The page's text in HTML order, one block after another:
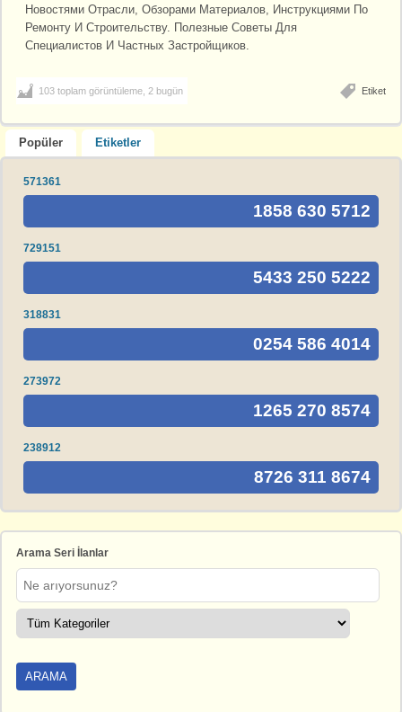
Новостями Отрасли, Обзорами Материалов, Инструкциями По
Ремонту И Строительству. Полезные Советы Для
Специалистов И Частных Застройщиков.
Etiket
103 toplam görüntüleme, 2 bugün
Popüler Etiketler
571361
1858 630 5712
729151
5433 250 5222
318831
0254 586 4014
273972
1265 270 8574
238912
8726 311 8674
Arama Seri İlanlar